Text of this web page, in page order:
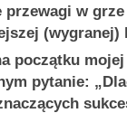
przewagi w
(wygranej)
początku
pytanie: „